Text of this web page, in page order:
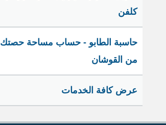
كلفن
حاسبة الطابو - حساب مساحة حصتك
من القوشان
عرض كافة الخدمات